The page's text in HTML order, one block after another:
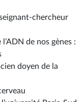
chercheur
de nos gènes :
doyen de la